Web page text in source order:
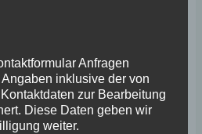
Erwachsene sind bei der
belegt und Mitglieder
Plätze, beträgt
für Einzel 60 Minuten
Anfragen
inklusive der von
zur Bearbeitung
Diese Daten geben wir
weiter.